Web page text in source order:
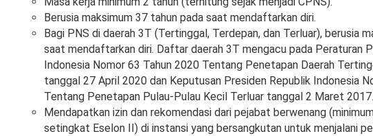
Berusia maksimum 37 tahun pada saat mendaftarkan diri.
Bagi PNS di daerah 3T (Tertinggal, Terdepan, dan Terluar), berusia
saat mendaftarkan diri. Daftar daerah 3T mengacu pada Peraturan
Indonesia Nomor 63 Tahun 2020 Tentang Penetapan Daerah
tanggal 27 April 2020 dan Keputusan Presiden Republik Indonesia
Tentang Penetapan Pulau-Pulau Kecil Terluar tanggal 2 Maret 2017.
Mendapatkan izin dan rekomendasi dari pejabat berwenang
setingkat Eselon II) di instansi yang bersangkutan untuk menjalani